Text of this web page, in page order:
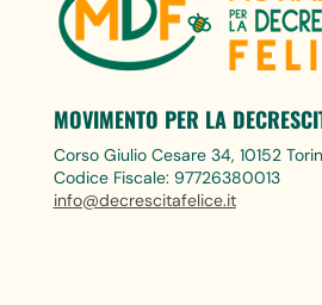
MOVIMENTO PER LA
Corso Giulio Cesare 34, 10152
Codice Fiscale: 97726380013
info@decrescitafelice.it